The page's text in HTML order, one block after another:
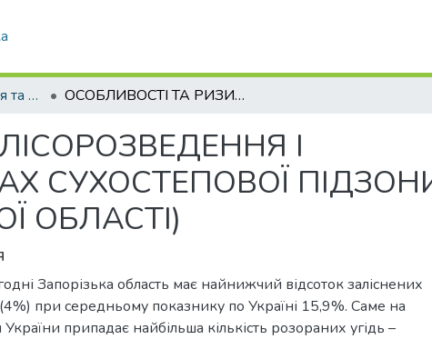
Кафедра Геоекологія та землеустрій ОСОБЛИВОСТІ ТА РИЗИКИ ЛІСОРОЗВЕДЕННЯ І ЛІСОВІДНОВЛЕННЯ У МЕЖАХ СУХОСТЕПОВОЇ ПІДЗОНИ УКРАЇНИ (НА ПРИКЛАДІ ЗАПОРІЗЬКОЇ ОБЛАСТІ)
І
СУХОСТЕПОВОЇ
ОБЛАСТІ)
Запорізька область має найнижчий відсоток заліснених
при середньому показнику по Україні 15,9%. Саме на
припадає найбільша кількість розораних угідь –